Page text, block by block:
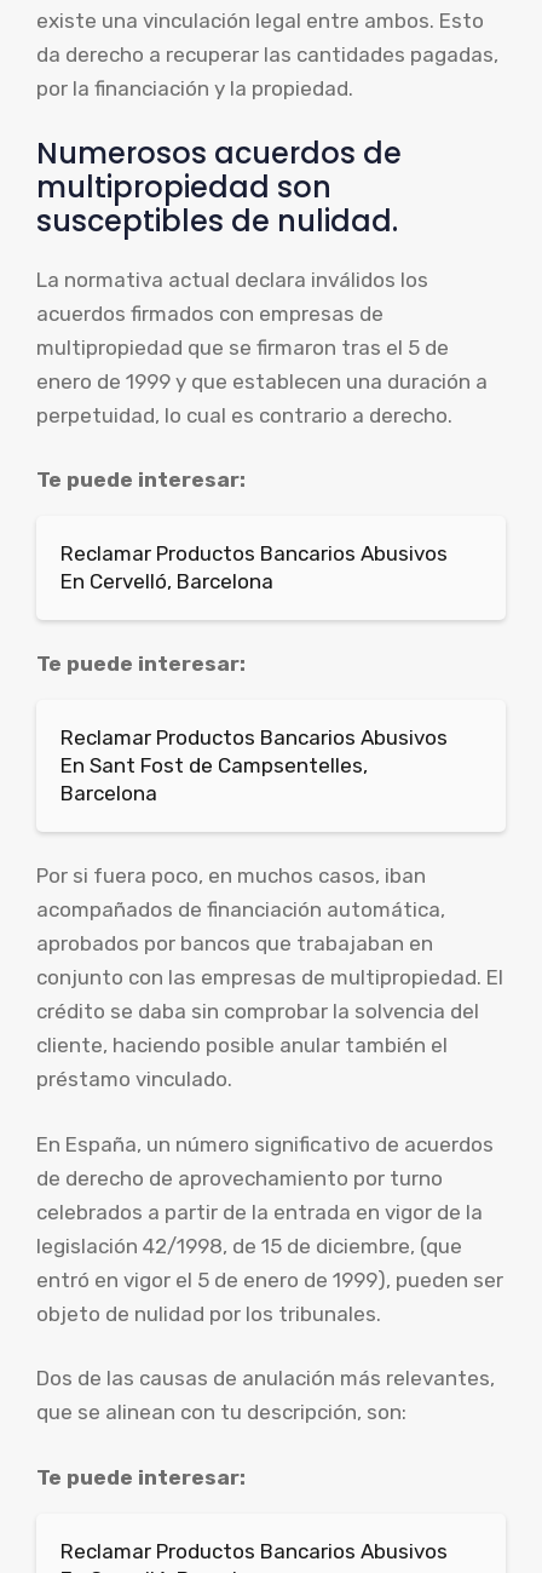
existe una vinculación legal entre ambos. Esto
da derecho a recuperar las cantidades pagadas,
por la financiación y la propiedad.
Numerosos acuerdos de
multipropiedad son
susceptibles de nulidad.
La normativa actual declara inválidos los
acuerdos firmados con empresas de
multipropiedad que se firmaron tras el 5 de
enero de 1999 y que establecen una duración a
perpetuidad, lo cual es contrario a derecho.
Te puede interesar:
Reclamar Productos Bancarios Abusivos
En Cervelló, Barcelona
Te puede interesar:
Reclamar Productos Bancarios Abusivos
En Sant Fost de Campsentelles,
Barcelona
Por si fuera poco, en muchos casos, iban
acompañados de financiación automática,
aprobados por bancos que trabajaban en
conjunto con las empresas de multipropiedad. El
crédito se daba sin comprobar la solvencia del
cliente, haciendo posible anular también el
préstamo vinculado.
En España, un número significativo de acuerdos
de derecho de aprovechamiento por turno
celebrados a partir de la entrada en vigor de la
legislación 42/1998, de 15 de diciembre, (que
entró en vigor el 5 de enero de 1999), pueden ser
objeto de nulidad por los tribunales.
Dos de las causas de anulación más relevantes,
que se alinean con tu descripción, son:
Te puede interesar:
Reclamar Productos Bancarios Abusivos